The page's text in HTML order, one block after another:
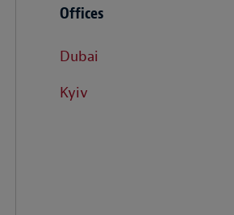
Offices
Dubai
Kyiv